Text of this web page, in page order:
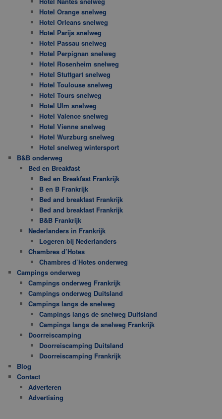
Hotel Orange snelweg
Hotel Orleans snelweg
Hotel Parijs snelweg
Hotel Passau snelweg
Hotel Perpignan snelweg
Hotel Rosenheim snelweg
Hotel Stuttgart snelweg
Hotel Toulouse snelweg
Hotel Tours snelweg
Hotel Ulm snelweg
Hotel Valence snelweg
Hotel Vienne snelweg
Hotel Wurzburg snelweg
Hotel snelweg wintersport
B&B onderweg
Bed en Breakfast
Bed en Breakfast Frankrijk
B en B Frankrijk
Bed and breakfast Frankrijk
Bed and breakfast Frankrijk
B&B Frankrijk
Nederlanders in Frankrijk
Logeren bij Nederlanders
Chambres d’Hotes
Chambres d’Hotes onderweg
Campings onderweg
Campings onderweg Frankrijk
Campings onderweg Duitsland
Campings langs de snelweg
Campings langs de snelweg Duitsland
Campings langs de snelweg Frankrijk
Doorreiscamping
Doorreiscamping Duitsland
Doorreiscamping Frankrijk
Blog
Contact
Adverteren
Advertising